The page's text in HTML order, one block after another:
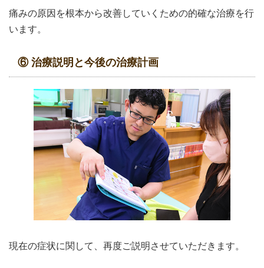
痛みの原因を根本から改善していくための的確な治療を行
います。
⑥ 治療説明と今後の治療計画
現在の症状に関して、再度ご説明させていただきます。